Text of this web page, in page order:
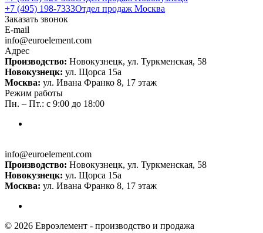
+7 (495) 198-7333Отдел продаж Москва
Заказать звонок
E-mail
info@euroelement.com
Адрес
Производство: Новокузнецк, ул. Туркменская, 58
Новокузнецк: ул. Щорса 15а
Москва: ул. Ивана Франко 8, 17 этаж
Режим работы
Пн. – Пт.: с 9:00 до 18:00
info@euroelement.com
Производство: Новокузнецк, ул. Туркменская, 58
Новокузнецк: ул. Щорса 15а
Москва: ул. Ивана Франко 8, 17 этаж
© 2026 Евроэлемент - производство и продажа